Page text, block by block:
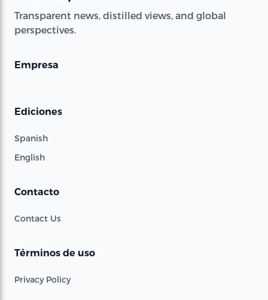
Transparent news, distilled views, and global
perspectives.
Empresa
Ediciones
Spanish
English
Contacto
Contact Us
Términos de uso
Privacy Policy